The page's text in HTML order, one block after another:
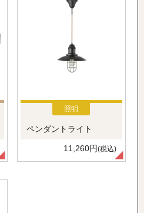
照明
ペンダントライト
11,260円(税込)